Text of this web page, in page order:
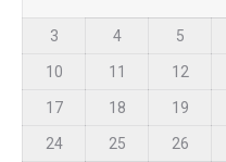
3 4 5
10 11 12
17 18 19
24 25 26